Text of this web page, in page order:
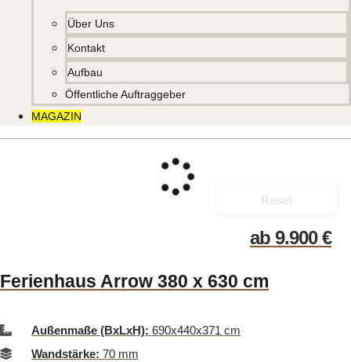
Über Uns
Kontakt
Aufbau
Öffentliche Auftraggeber
MAGAZIN
Reset
ab 9.900€
Ferienhaus Arrow 380 x 630 cm
Außenmaße (BxLxH): 690x440x371 cm
Wandstärke: 70 mm